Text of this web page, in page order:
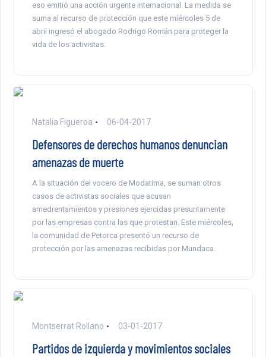
eso emitió una acción urgente internacional. La medida se
suma al recurso de protección que este miércoles 5 de
abril ingresó el abogado Rodrigo Román para proteger la
vida de los activistas.
Natalia Figueroa 06-04-2017
Defensores de derechos humanos denuncian
amenazas de muerte
A la situación del vocero de Modatima, se suman otros
casos de activistas sociales que acusan
amedrentamientos y presiones ejercidas presuntamente
por las empresas contra las que protestan. Este miércoles,
la comunidad de Petorca presentó un recurso de
protección por las amenazas recibidas por Mundaca.
Montserrat Rollano 03-01-2017
Partidos de izquierda y movimientos sociales